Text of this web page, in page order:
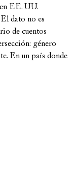
EE. UU.
dato no es
de cuentos
género
En un país donde